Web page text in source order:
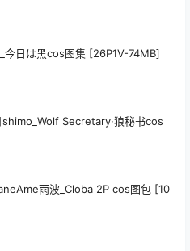
今日は黑cos图集 [26P1V-74MB]
Secretary·狼秘书cos
雨波_Cloba 2P cos图包 [10